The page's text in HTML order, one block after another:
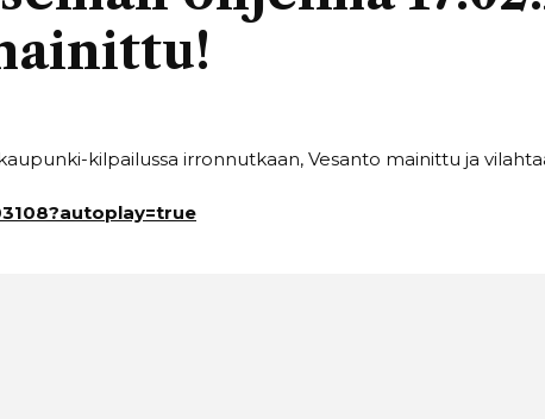
kilpailussa irronnutkaan, Vesanto mainittu ja